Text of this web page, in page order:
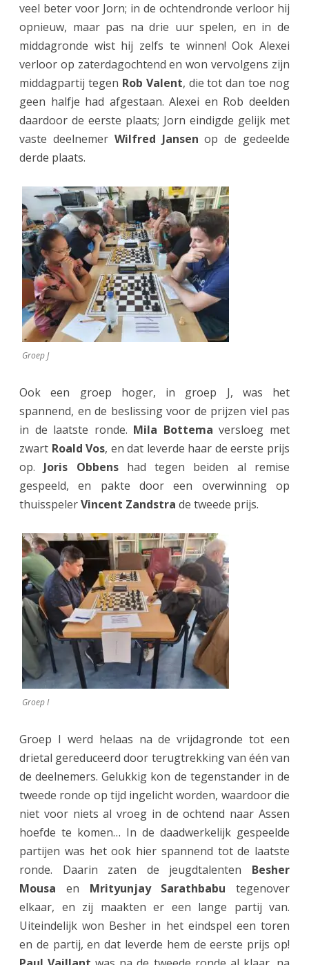
g
o
e
d
e
n
b
r
d
g
r
o
e
p
veel beter voor Jorn; in de ochtendronde verloor hij
opnieuw, maar pas na drie uur spelen, en in de
middagronde wist hij zelfs te winnen! Ook Alexei
verloor op zaterdagochtend en won vervolgens zijn
middagpartij tegen Rob Valent, die tot dan toe nog
geen halfje had afgestaan. Alexei en Rob deelden
daardoor de eerste plaats; Jorn eindigde gelijk met
vaste deelnemer Wilfred Jansen op de gedeelde
derde plaats.
Groep J
Ook een groep hoger, in groep J, was het
spannend, en de beslissing voor de prijzen viel pas
in de laatste ronde. Mila Bottema versloeg met
zwart Roald Vos, en dat leverde haar de eerste prijs
op. Joris Obbenshad tegen beiden al remise
gespeeld, en pakte door een overwinning op
thuisspelerVincent Zandstra de tweede prijs.
Groep I
Groep I werd helaas na de vrijdagronde tot een
drietal gereduceerd door terugtrekking van één van
de deelnemers. Gelukkig kon de tegenstander in de
tweede ronde op tijd ingelicht worden, waardoor die
niet voor niets al vroeg in de ochtend naar Assen
hoefde te komen… In de daadwerkelijk gespeelde
partijen was het ook hier spannend tot de laatste
ronde. Daarin zaten de jeugdtalenten Besher
Mousa en Mrityunjay Sarathbabu tegenover
elkaar, en zij maakten er een lange partij van.
Uiteindelijk won Besher in het eindspel een toren
en de partij, en dat leverde hem de eerste prijs op!